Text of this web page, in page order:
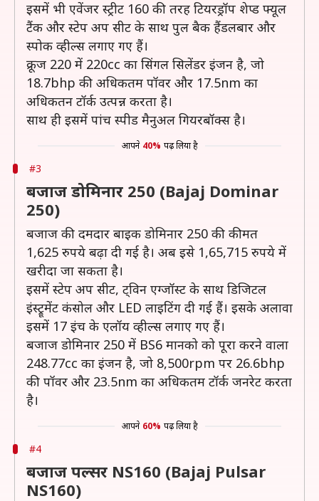
इसमें भी एवेंजर स्ट्रीट 160 की तरह टियरड्रॉप शेप्ड फ्यूल
टैंक और स्टेप अप सीट के साथ पुल बैक हैंडलबार और
स्पोक व्हील्स लगाए गए हैं।
क्रूज 220 में 220cc का सिंगल सिलेंडर इंजन है, जो
18.7bhp की अधिकतम पॉवर और 17.5nm का
अधिकतन टॉर्क उत्पन्न करता है।
साथ ही इसमें पांच स्पीड मैनुअल गियरबॉक्स है।
आपने 40% पढ़ लिया है
#3
बजाज डोमिनार 250 (Bajaj Dominar
250)
बजाज की दमदार बाइक डोमिनार 250 की कीमत
1,625 रुपये बढ़ा दी गई है। अब इसे 1,65,715 रुपये में
खरीदा जा सकता है।
इसमें स्टेप अप सीट, ट्विन एग्जॉस्ट के साथ डिजिटल
इंस्ट्रूमेंट कंसोल और LED लाइटिंग दी गई हैं। इसके अलावा
इसमें 17 इंच के एलॉय व्हील्स लगाए गए हैं।
बजाज डोमिनार 250 में BS6 मानको को पूरा करने वाला
248.77cc का इंजन है, जो 8,500rpm पर 26.6bhp
की पॉवर और 23.5nm का अधिकतम टॉर्क जनरेट करता
है।
आपने 60% पढ़ लिया है
#4
बजाज पल्सर NS160 (Bajaj Pulsar
NS160)